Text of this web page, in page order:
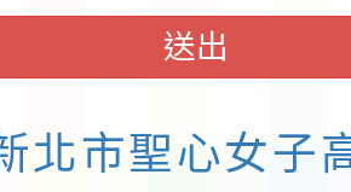
送出
北市聖心女子